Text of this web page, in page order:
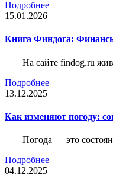
Подробнее
15.01.2026
Книга Финдога: Финансы
На сайте findog.ru
Подробнее
13.12.2025
Как изменяют погоду:
Погода — это
Подробнее
04.12.2025